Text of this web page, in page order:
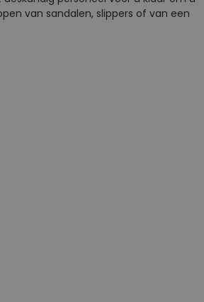
van sandalen, slippers of van een